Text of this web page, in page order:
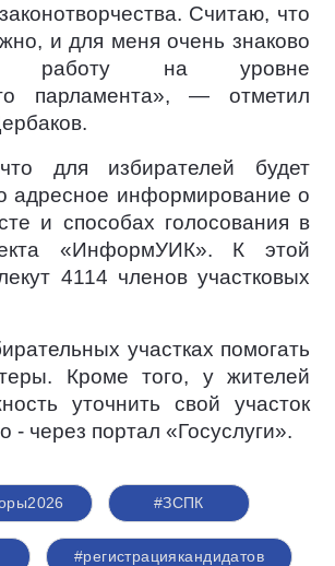
Считаю, что
и для меня очень знаково
работу на уровне
парламента», — отметил
для избирателей будет
адресное информирование о
и способах голосования в
«ИнформУИК». К этой
4114 членов участковых
участках помогать
Кроме того, у жителей
уточнить свой участок
- через портал «Госуслуги».
#ЗСПК
#регистрациякандидатов